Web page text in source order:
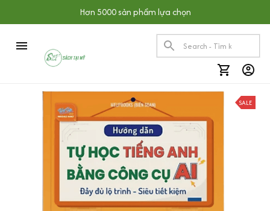
Hơn 5000 sản phẩm lựa chọn
SALE